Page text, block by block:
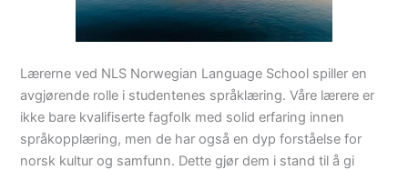
Lærerne ved NLS Norwegian Language School spiller en
avgjørende rolle i studentenes språklæring. Våre lærere er
ikke bare kvalifiserte fagfolk med solid erfaring innen
språkopplæring, men de har også en dyp forståelse for
norsk kultur og samfunn. Dette gjør dem i stand til å gi